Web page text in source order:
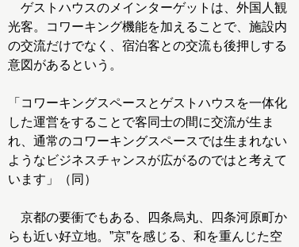
ゲストハウスのメインターゲットは、外国人観
光客。コワーキング機能を加えることで、施設内
の交流だけでなく、宿泊客との交流も後押しする
意図があるという。
「コワーキングスペースとゲストハウスを一体化
した運営をすることで客同士の間に交流が生ま
れ、通常のコワーキングスペースでは生まれない
ようなビジネスチャンスが広がるのではと考えて
います」（同）
京都の要衝でもある、四条烏丸、四条河原町か
らも近い好立地。”京”を感じる、和を重んじた空